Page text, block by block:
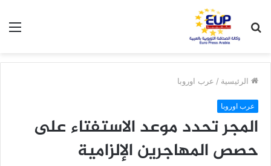
عن
الرئيسية / عرب اوروبا
عرب اوروبا
المجر تحدد موعد الاستفتاء على
حصص المهاجرين الإلزامية